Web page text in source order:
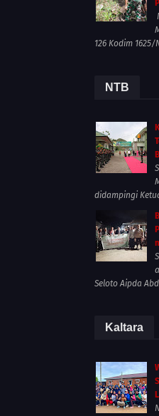
126 Kodim 1625/
NTB
didampingi
Seloto Aipda
Kaltara